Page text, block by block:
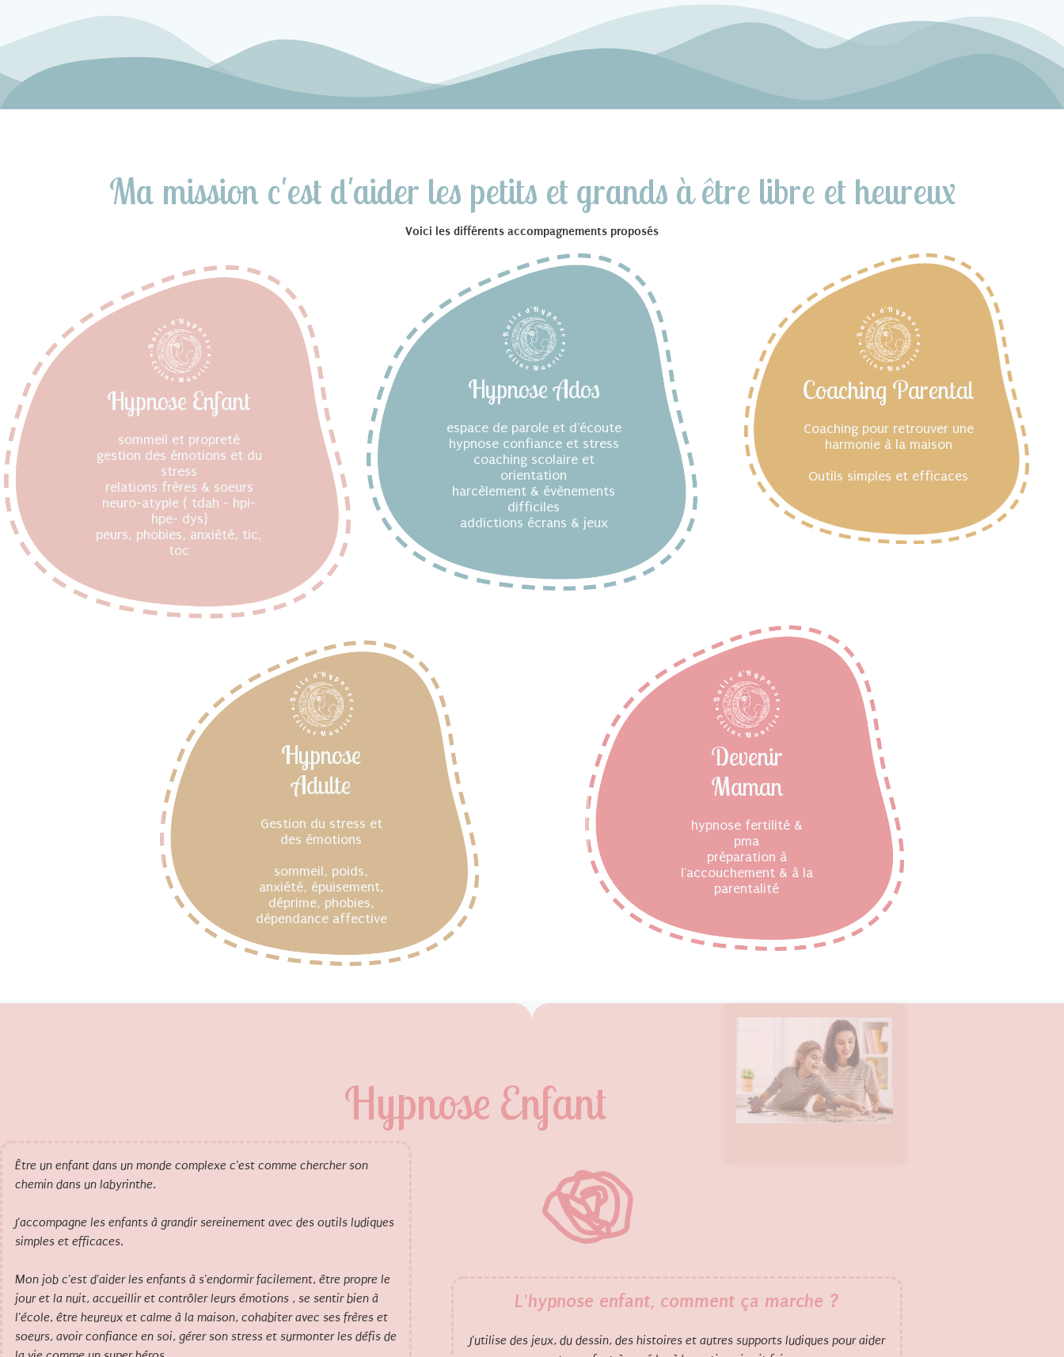
Ma mission c'est d'aider les petits et grands à être libre et heureux
Voici les différents accompagnements proposés
Hypnose Enfant
sommeil et propreté
gestion des émotions et du
stress
relations frères & soeurs
neuro-atypie ( tdah - hpi-
hpe- dys)
peurs, phobies, anxiété, tic,
toc
Hypnose Ados
espace de parole et d'écoute
hypnose confiance et stress
coaching scolaire et
orientation
harcèlement & évènements
difficiles
addictions écrans & jeux
Coaching Parental
Coaching pour retrouver une
harmonie à la maison
Outils simples et efficaces
Hypnose
Adulte
Gestion du stress et
des émotions
sommeil, poids,
anxiété, épuisement,
déprime, phobies,
dépendance affective
Devenir
Maman
hypnose fertilité &
pma
préparation à
l'accouchement & à la
parentalité
Hypnose Enfant
Être un enfant dans un monde complexe c'est comme chercher son
chemin dans un labyrinthe.
J'accompagne les enfants à grandir sereinement avec des outils ludiques
simples et efficaces.
Mon job c'est d'aider les enfants à s'endormir facilement, être propre le
jour et la nuit, accueillir et contrôler leurs émotions , se sentir bien à
l'école, être heureux et calme à la maison, cohabiter avec ses frères et
soeurs, avoir confiance en soi, gérer son stress et surmonter les défis de
L'hypnose enfant, comment ça marche ?
J'utilise des jeux, du dessin, des histoires et autres supports ludiques pour aider